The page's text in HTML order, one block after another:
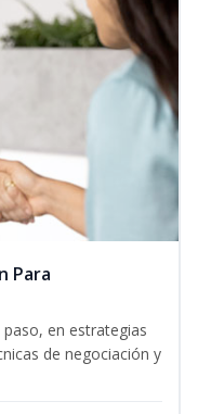
Para
en estrategias
de negociación y